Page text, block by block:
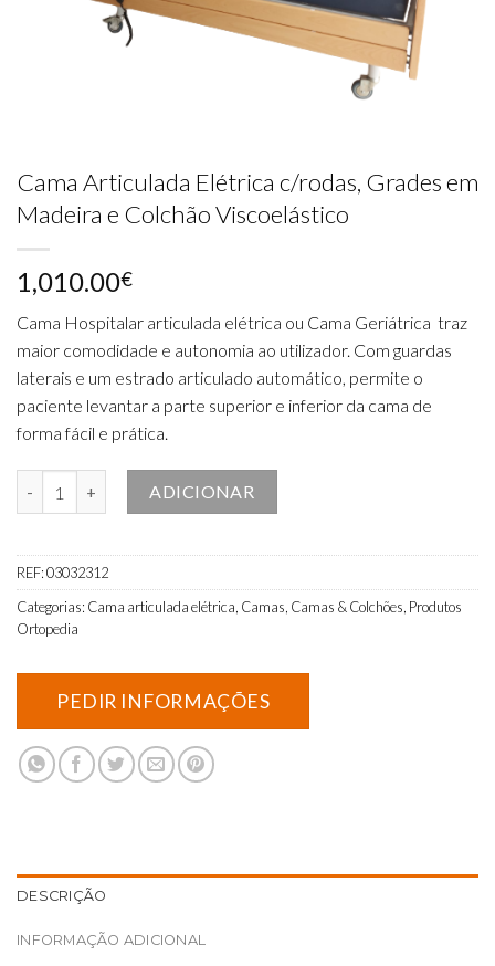
Cama Articulada Elétrica c/rodas, Grades em
Madeira e Colchão Viscoelástico
1,010.00€
Cama Hospitalar articulada elétrica ou Cama Geriátrica traz
maior comodidade e autonomia ao utilizador. Com guardas
laterais e um estrado articulado automático, permite o
paciente levantar a parte superior e inferior da cama de
forma fácil e prática.
ADICIONAR
REF:03032312
Categorias: Cama articulada elétrica Camas Camas & Colchões Produtos
Ortopedia
DESCRIÇÃO
INFORMAÇÃO ADICIONAL